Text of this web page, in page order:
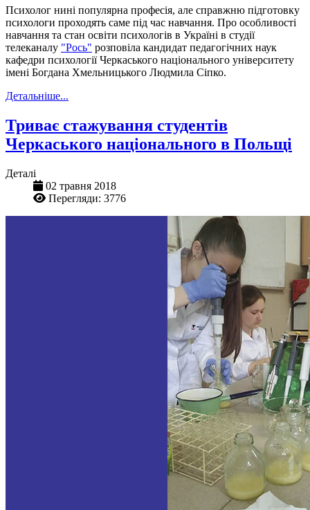
Психолог нині популярна професія, але справжню підготовку
психологи проходять саме під час навчання. Про особливості
навчання та стан освіти психологів в Україні в студії
телеканалу "Рось" розповіла кандидат педагогічних наук
кафедри психології Черкаського національного університету
імені Богдана Хмельницького Людмила Сіпко.
Детальніше...
Триває стажування студентів
Черкаського національного в Польщі
Деталі
02 травня 2018
Перегляди: 3776